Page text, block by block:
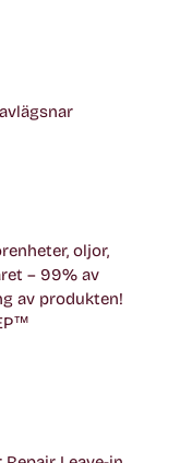
oljor,
– 99% av
av produkten!